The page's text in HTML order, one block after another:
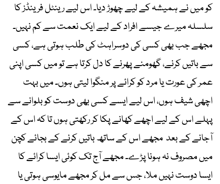
کو میں نے ہمیشہ کے لیے چھوڑ دیا۔ اس لیے رینٹل فرینڈز کا
سلسلہ میرے جیسے افراد کے لیے ایک نعمت سے کم نہیں۔
مجھے جب بھی کسی کی دوسراہٹ کی طلب ہوتی ہے، کسی
سے باتیں کرنے، گھومنے پھرنے کا دل کرتا ہے تو میں کسی اپنی
عمر کی عورت یا مرد کو کرائے پر منگوا لیتی ہوں۔ میں بہت
اچھی شیف ہوں، اس لیے ایسے کسی بھی دوست کو بلوانے سے
پہلے اس کے لیے اچھے کھانے پکا کر رکھتی ہوں تا کہ اس کے
آجانے کے بعد مجھے اس کے ساتھ باتیں کرنے کے بجائے کچن
میں مصروف نہ ہونا پڑے۔ مجھے آج تک کوئی ایسا کرائے کا
ایسا دوست نہیں ملا، جس سے مل کر مجھے مایوسی ہوتی یا